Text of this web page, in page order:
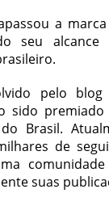
a
seu
pelo
sido
Brasil.
de
suas